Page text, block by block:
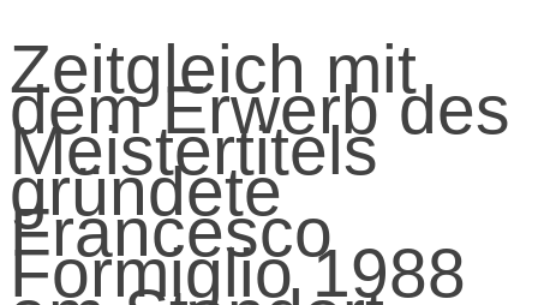
Zeitgleich mit
dem Erwerb des
Meistertitels
gründete
Francesco
Formiglio 1988